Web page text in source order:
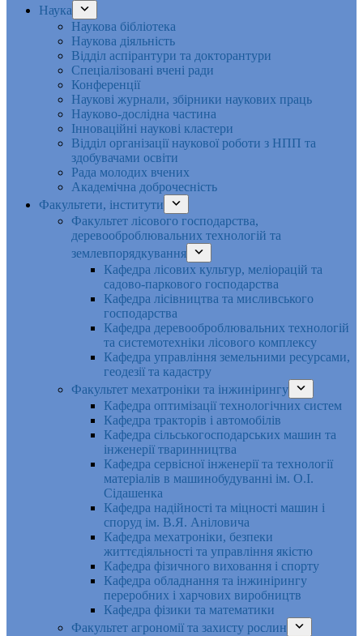
Наука
Наукова бібліотека
Наукова діяльність
Відділ аспірантури та докторантури
Спеціалізовані вчені ради
Конференції
Наукові журнали, збірники наукових праць
Науково-дослідна частина
Інноваційні наукові кластери
Відділ організації наукової роботи з НПП та
здобувачами освіти
Рада молодих вчених
Академічна доброчесність
Факультети, інститути
Факультет лісового господарства,
деревооброблювальних технологій та
землевпорядкування
Кафедра лісових культур, меліорацій та
садово-паркового господарства
Кафедра лісівництва та мисливського
господарства
Кафедра деревооброблювальних технологій
та системотехніки лісового комплексу
Кафедра управління земельними ресурсами,
геодезії та кадастру
Факультет мехатроніки та інжинірингу
Кафедра оптимізації технологічних систем
Кафедра тракторів і автомобілів
Кафедра сільськогосподарських машин та
інженерії тваринництва
Кафедра cервісної інженерії та технології
матеріалів в машинобудуванні ім. О.І.
Сідашенка
Кафедра надійності та міцності машин і
споруд ім. В.Я. Аніловича
Кафедра мехатроніки, безпеки
життєдіяльності та управління якістю
Кафедра фізичного виховання і спорту
Кафедра обладнання та інжинірингу
переробних і харчових виробництв
Кафедра фізики та математики
Факультет агрономії та захисту рослин